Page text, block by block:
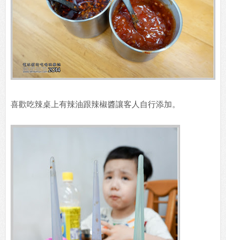
喜歡吃辣桌上有辣油跟辣椒醬讓客人自行添加。